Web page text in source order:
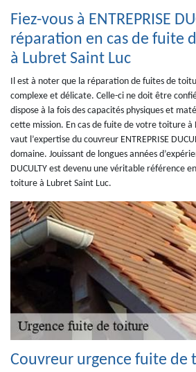
Fiez-vous à ENTREPRISE
réparation en cas de fuite
à Lubret Saint Luc
Il est à noter que la réparation de fuites de
complexe et délicate. Celle-ci ne doit être
dispose à la fois des capacités physiques et
cette mission. En cas de fuite de votre toiture à
vaut l’expertise du couvreur ENTREPRISE
domaine. Jouissant de longues années
DUCULTY est devenu une véritable référence
toiture à Lubret Saint Luc.
Couvreur urgence fuite de